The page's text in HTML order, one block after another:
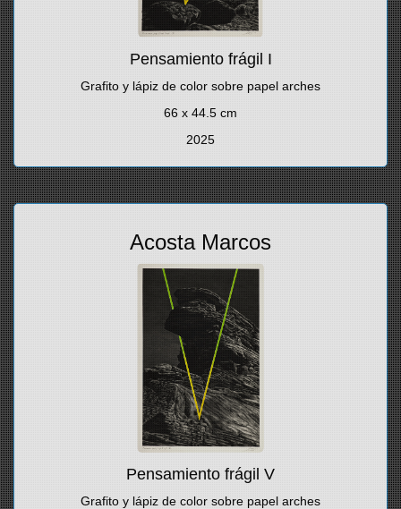
Pensamiento frágil I
Grafito y lápiz de color sobre papel arches
66 x 44.5 cm
2025
Acosta Marcos
Pensamiento frágil V
Grafito y lápiz de color sobre papel arches